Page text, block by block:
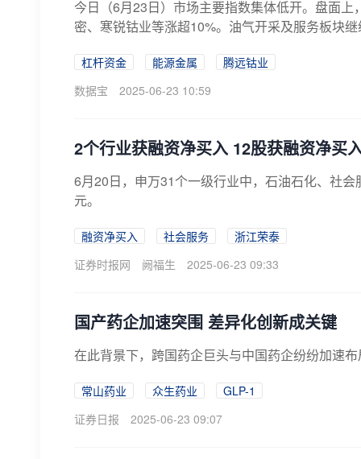
今日（6月23日）市场主要指数集体低开。盘面
密、寒锐钴业等涨超10%。油气开采及服务板块
杠杆资金 能源金属
腾远钴业
数据宝
2025-06-23 10:59
2个行业获融资净买入 12股获融资净买
6月20日，申万31个一级行业中，石油石化、社
元。
融资净买入 社会服务
浙江荣泰
证券时报网
阙福生 2025-06-23 09:33
国产药企加速突围 差异化创新成关键
在此背景下，跨国药企巨头与中国药企纷纷加速
常山药业 众生药业
GLP-1
证券日报
2025-06-23 09:07